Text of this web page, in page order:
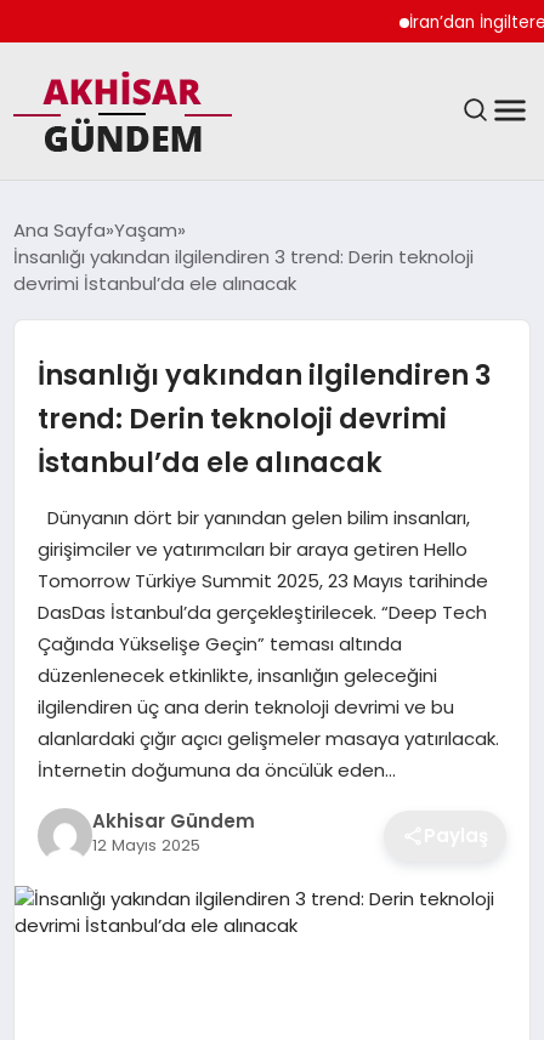
İran’dan İngiltere
DÜNYA
TEKNOLOJI
YAŞAM
Ana Sayfa Yaşam
İnsanlığı yakından ilgilendiren 3 trend: Derin teknoloji
devrimi İstanbul’da ele alınacak
İnsanlığı yakından ilgilendiren 3
trend: Derin teknoloji devrimi
İstanbul’da ele alınacak
Dünyanın dört bir yanından gelen bilim insanları,
girişimciler ve yatırımcıları bir araya getiren Hello
Tomorrow Türkiye Summit 2025, 23 Mayıs tarihinde
DasDas İstanbul’da gerçekleştirilecek. “Deep Tech
Çağında Yükselişe Geçin” teması altında
düzenlenecek etkinlikte, insanlığın geleceğini
ilgilendiren üç ana derin teknoloji devrimi ve bu
alanlardaki çığır açıcı gelişmeler masaya yatırılacak.
İnternetin doğumuna da öncülük eden…
Akhisar Gündem
12 Mayıs 2025